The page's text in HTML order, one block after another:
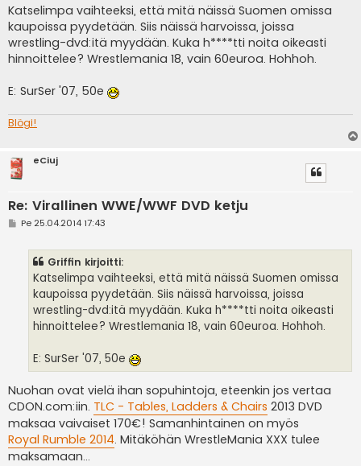
e
s
t
i
Katselimpa vaihteeksi, että mitä näissä Suomen omissa
kaupoissa pyydetään. Siis näissä harvoissa, joissa
wrestling-dvd:itä myydään. Kuka h****tti noita oikeasti
hinnoittelee? Wrestlemania 18, vain 60euroa. Hohhoh.
E: SurSer '07, 50e
Blögi!
eCiuj
Re: Virallinen WWE/WWF DVD ketju
VPe 25.04.2014 17:43
Griffin kirjoitti:
Katselimpa vaihteeksi, että mitä näissä Suomen omissa
kaupoissa pyydetään. Siis näissä harvoissa, joissa
wrestling-dvd:itä myydään. Kuka h****tti noita oikeasti
hinnoittelee? Wrestlemania 18, vain 60euroa. Hohhoh.
E: SurSer '07, 50e
Nuohan ovat vielä ihan sopuhintoja, eteenkin jos vertaa
CDON.com:iin. TLC - Tables, Ladders & Chairs 2013 DVD
maksaa vaivaiset 170€! Samanhintainen on myös
Royal Rumble 2014. Mitäköhän WrestleMania XXX tulee
maksamaan...